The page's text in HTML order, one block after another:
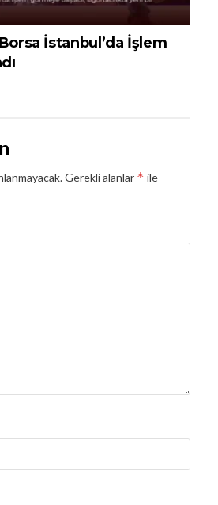
İstanbul’da İşlem
Gerekli alanlar * ile